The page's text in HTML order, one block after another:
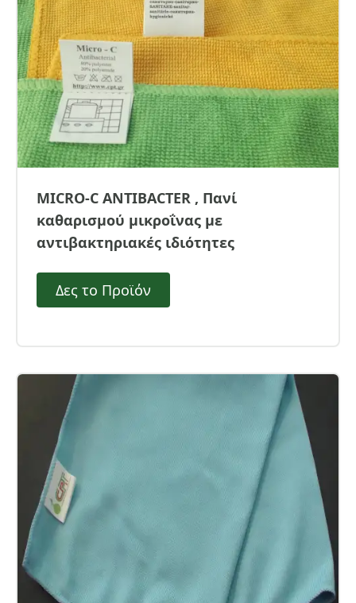
MICRO-C ANTIBACTER , Πανί
καθαρισμού μικροΐνας με
αντιβακτηριακές ιδιότητες
Δες το Προϊόν